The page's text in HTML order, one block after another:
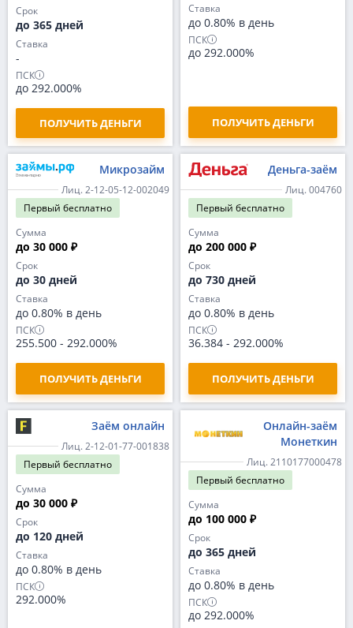
Срок
до 365 дней
Ставка
-
ПСК
до 292.000%
ПОЛУЧИТЬ ДЕНЬГИ
Ставка
до 0.80% в день
ПСК
до 292.000%
ПОЛУЧИТЬ ДЕНЬГИ
Микрозайм
Лиц. 2-12-05-12-002049
Первый бесплатно
Сумма
до 30 000 ₽
Срок
до 30 дней
Ставка
до 0.80% в день
ПСК
255.500 - 292.000%
ПОЛУЧИТЬ ДЕНЬГИ
Деньга-заём
Лиц. 004760
Первый бесплатно
Сумма
до 200 000 ₽
Срок
до 730 дней
Ставка
до 0.80% в день
ПСК
36.384 - 292.000%
ПОЛУЧИТЬ ДЕНЬГИ
Заём онлайн
Лиц. 2-12-01-77-001838
Первый бесплатно
Сумма
до 30 000 ₽
Срок
до 120 дней
Ставка
до 0.80% в день
ПСК
292.000%
Онлайн-заём
Монеткин
Лиц. 2110177000478
Первый бесплатно
Сумма
до 100 000 ₽
Срок
до 365 дней
Ставка
до 0.80% в день
ПСК
до 292.000%